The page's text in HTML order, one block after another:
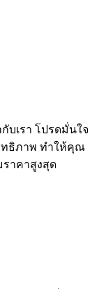
บเรา โปรดมั่นใจ
ทธิภาพ ทำให้คุณ
าคาสูงสุด